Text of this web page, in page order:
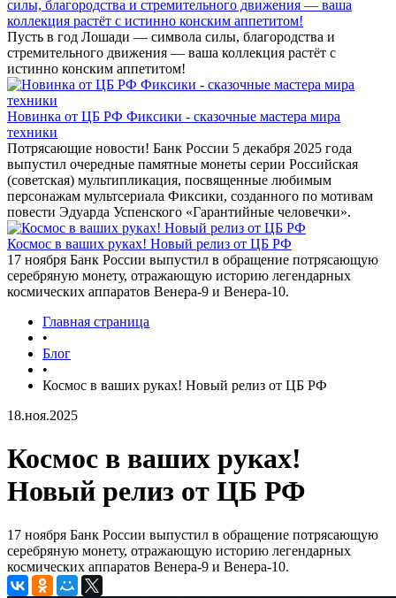
силы, благородства и стремительного движения — ваша
коллекция растёт с истинно конским аппетитом!
Пусть в год Лошади — символа силы, благородства и
стремительного движения — ваша коллекция растёт с
истинно конским аппетитом!
Новинка от ЦБ РФ Фиксики - сказочные мастера мира
техники
Потрясающие новости! Банк России 5 декабря 2025 года
выпустил очередные памятные монеты серии Российская
(советская) мультипликация, посвященные любимым
персонажам мультсериала Фиксики, созданного по мотивам
повести Эдуарда Успенского «Гарантийные человечки».
Космос в ваших руках! Новый релиз от ЦБ РФ
17 ноября Банк России выпустил в обращение потрясающую
серебряную монету, отражающую историю легендарных
космических аппаратов Венера-9 и Венера-10.
Главная страница
•
Блог
•
Космос в ваших руках! Новый релиз от ЦБ РФ
18.ноя.2025
Космос в ваших руках!
Новый релиз от ЦБ РФ
17 ноября Банк России выпустил в обращение потрясающую
серебряную монету, отражающую историю легендарных
космических аппаратов Венера-9 и Венера-10.